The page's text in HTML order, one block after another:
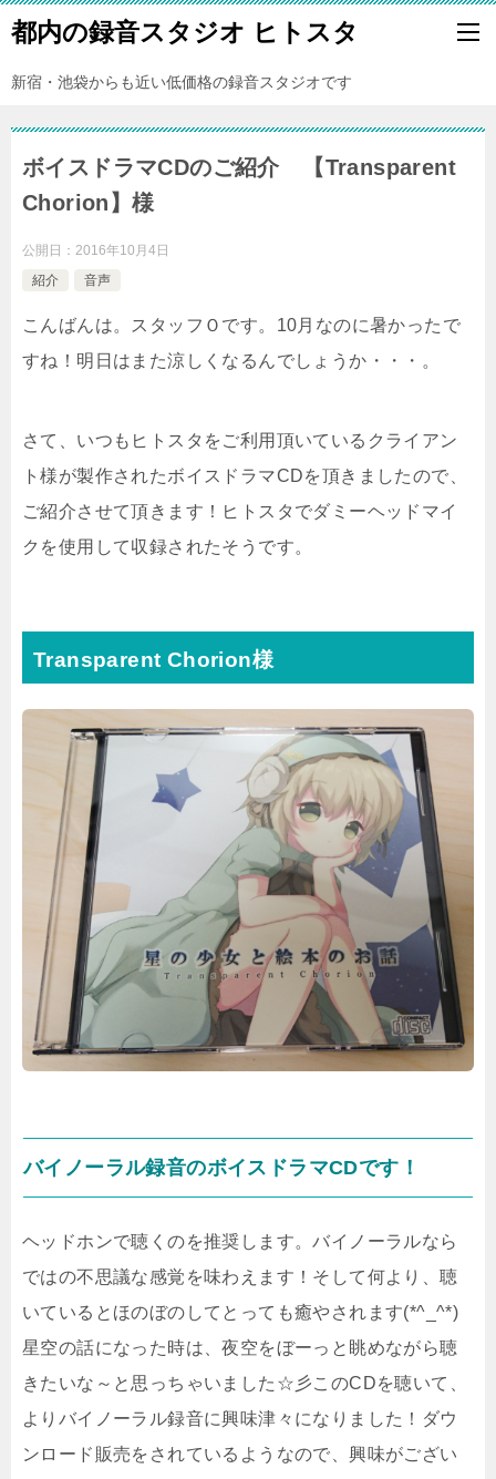
都内の録音スタジオ ヒトスタ
新宿・池袋からも近い低価格の録音スタジオです
ボイスドラマCDのご紹介 【Transparent
Chorion】様
公開日： 2016年10月4日
紹介
音声
こんばんは。スタッフＯです。10月なのに暑かったで
すね！明日はまた涼しくなるんでしょうか・・・。
さて、いつもヒトスタをご利用頂いているクライアン
ト様が製作されたボイスドラマCDを頂きましたので、
ご紹介させて頂きます！ヒトスタでダミーヘッドマイ
クを使用して収録されたそうです。
Transparent Chorion様
バイノーラル録音のボイスドラマCDです！
ヘッドホンで聴くのを推奨します。バイノーラルなら
ではの不思議な感覚を味わえます！そして何より、聴
いているとほのぼのしてとっても癒やされます(*^_^*)
星空の話になった時は、夜空をぼーっと眺めながら聴
きたいな～と思っちゃいました☆彡このCDを聴いて、
よりバイノーラル録音に興味津々になりました！ダウ
ンロード販売をされているようなので、興味がござい